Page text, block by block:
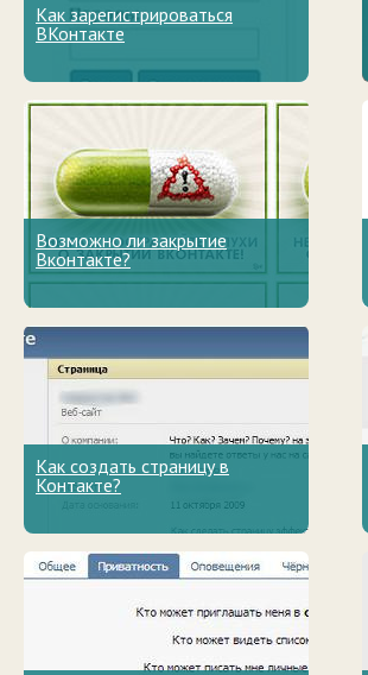
Как зарегистрироваться
ВКонтакте
Возможно ли закрытие
Вконтакте?
Как создать страницу в
Контакте?